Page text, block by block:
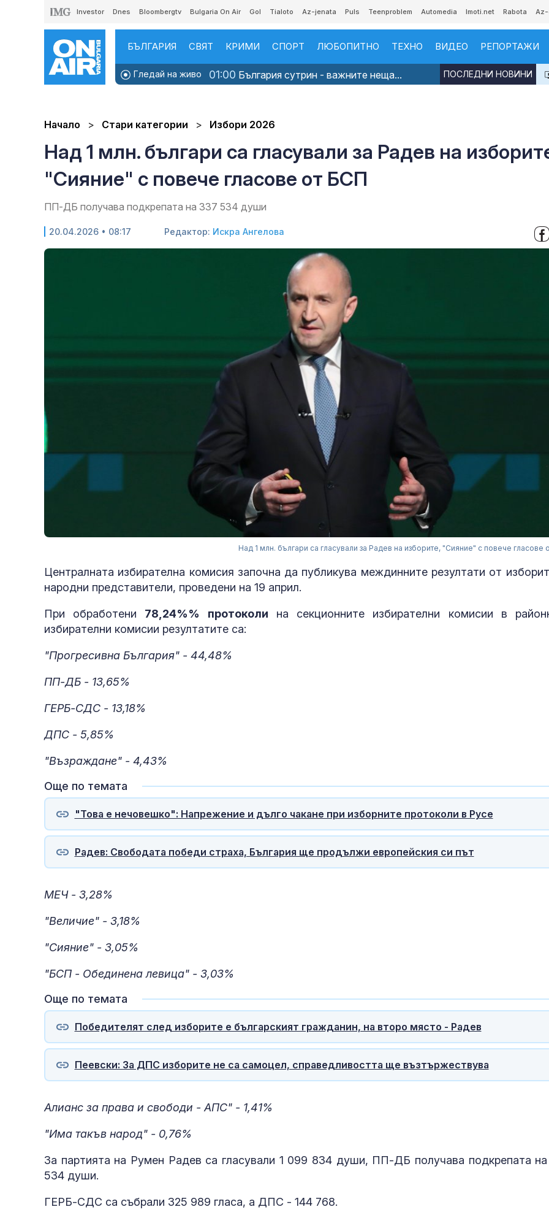
Investor Dnes Bloombergtv Bulgaria On Air Gol Tialoto Az-jenata Puls Teenproblem Automedia Imoti.net Rabota
БЪЛГАРИЯ СВЯТ КРИМИ СПОРТ ЛЮБОПИТНО ТЕХНО ВИДЕО РЕПОРТАЖИ
Гледай на живо 01:00 България сутрин - важните неща... ПОСЛЕДНИ НОВИНИ
Начало Стари категории Избори 2026
Над 1 млн. българи са гласували за Радев на
"Сияние" с повече гласове от БСП
ПП-ДБ получава подкрепата на 337 534 души
20.04.2026 • 08:17 Редактор: Искра Ангелова
Над 1 млн. българи са гласували за Радев на изборите, "Сияние" с повече гласове
Централната избирателна комисия започна да публикува междинните резултати от
народни представители, проведени на 19 април.
При обработени 78,24%% протоколи на секционните избирателни комисии в
избирателни комисии резултатите са:
"Прогресивна България" - 44,48%
ПП-ДБ - 13,65%
ГЕРБ-СДС - 13,18%
ДПС - 5,85%
"Възраждане" - 4,43%
Още по темата
"Това е нечовешко": Напрежение и дълго чакане при изборните протоколи в Русе
Радев: Свободата победи страха, България ще продължи европейския си път
МЕЧ - 3,28%
"Величие" - 3,18%
"Сияние" - 3,05%
"БСП - Обединена левица" - 3,03%
Още по темата
Победителят след изборите е българският гражданин, на второ място - Радев
Пеевски: За ДПС изборите не са самоцел, справедливостта ще възтържествува
Алианс за права и свободи - АПС" - 1,41%
"Има такъв народ" - 0,76%
За партията на Румен Радев са гласували 1 099 834 души, ПП-ДБ получава подкрепата
534 души.
ГЕРБ-СДС са събрали 325 989 гласа, а ДПС - 144 768.
Локомотив